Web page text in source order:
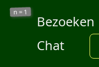
n = 1
Bezoeken
Chat